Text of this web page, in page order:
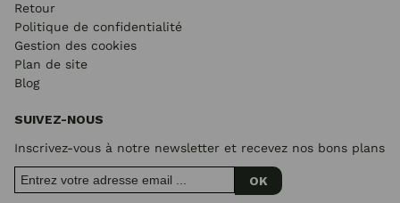
Retour
Politique de confidentialité
Gestion des cookies
Plan de site
Blog
SUIVEZ-NOUS
Inscrivez-vous à notre newsletter et recevez nos bons plans
OK